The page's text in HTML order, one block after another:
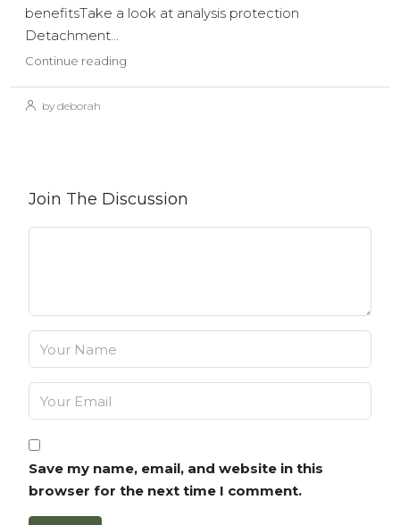
benefitsTake a look at analysis protection
Detachment...
Continue reading
by deborah
Join The Discussion
Save my name, email, and website in this
browser for the next time I comment.